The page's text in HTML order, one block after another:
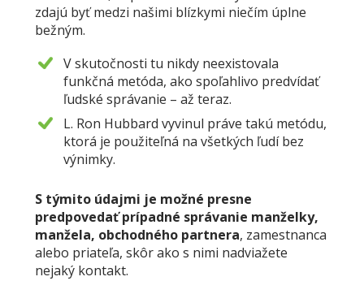
zdajú byť medzi našimi blízkymi niečím úplne
bežným.
V skutočnosti tu nikdy neexistovala
funkčná metóda, ako spoľahlivo predvídať
ľudské správanie – až teraz.
L. Ron Hubbard vyvinul práve takú metódu,
ktorá je použiteľná na všetkých ľudí bez
výnimky.
S týmito údajmi je možné presne
predpovedať prípadné správanie manželky,
manžela, obchodného partnera, zamestnanca
alebo priateľa, skôr ako s nimi nadviažete
nejaký kontakt.